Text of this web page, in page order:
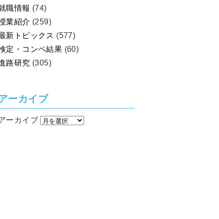
職情報 (74)
業紹介 (259)
新トピックス (577)
定・コンペ結果 (60)
路研究 (305)
ーカイブ
ーカイブ